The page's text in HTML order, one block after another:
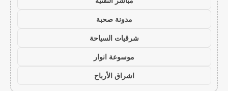
مدونة صحبة
شرقيات السياحة
موسوعة انوار
اشراق الأرباح